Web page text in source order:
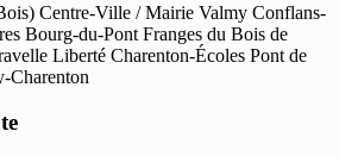
Centre-Ville / Mairie Valmy Conflans-
Bourg-du-Pont Franges du Bois de
Liberté Charenton-Écoles Pont de
Charenton